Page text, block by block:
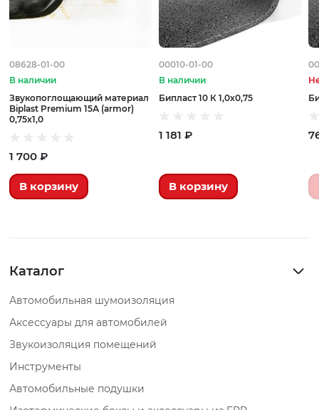
08628-01-00
В наличии
Звукопоглощающий материал
Biplast Premium 15А (armor)
0,75х1,0
1 700 ₽
В корзину
00010-01-00
В наличии
Бипласт 10 К 1,0х0,75
1 181 ₽
В корзину
Каталог
Автомобильная шумоизоляция
Аксессуары для автомобилей
Звукоизоляция помещений
Инструменты
Автомобильные подушки